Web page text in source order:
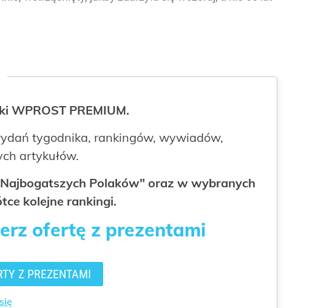
WPROST PREMIUM.
tygodnika, rankingów, wywiadów,
artykułów.
Polaków" oraz w wybranych
kolejne rankingi.
ofertę z prezentami
Z PREZENTAMI